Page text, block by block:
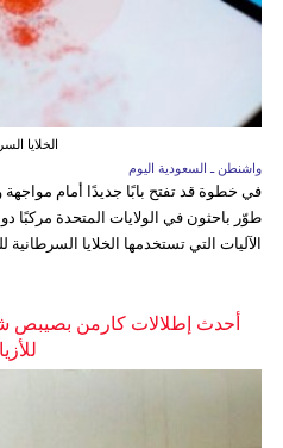
الخلايا
واشنطن ـ السعودية اليوم
في خطوة قد تفتح بابًا جديدًا أمام
طوّر باحثون في الولايات المتحدة مركبًا
الآليات التي تستخدمها الخلايا السرطانية
أحدث إطلالات كارمن بصيبص